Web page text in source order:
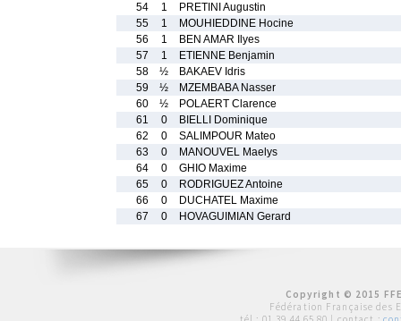
54
1
PRETINI Augustin
55
1
MOUHIEDDINE Hocine
56
1
BEN AMAR Ilyes
57
1
ETIENNE Benjamin
58
½
BAKAEV Idris
59
½
MZEMBABA Nasser
60
½
POLAERT Clarence
61
0
BIELLI Dominique
62
0
SALIMPOUR Mateo
63
0
MANOUVEL Maelys
64
0
GHIO Maxime
65
0
RODRIGUEZ Antoine
66
0
DUCHATEL Maxime
67
0 HOVAGUIMIAN Gerard
Copyright © 2015
Fédération Française des